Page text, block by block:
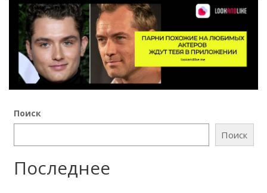
Поиск
Поиск
Последнее